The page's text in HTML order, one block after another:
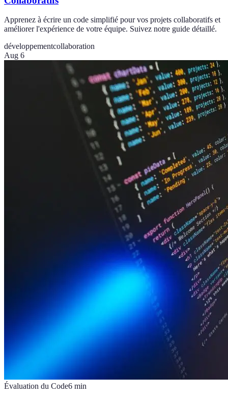
Apprenez à écrire un code simplifié pour vos projets collaboratifs et
améliorer l'expérience de votre équipe. Suivez notre guide détaillé.
développementcollaboration
Aug 6
Évaluation du Code6 min